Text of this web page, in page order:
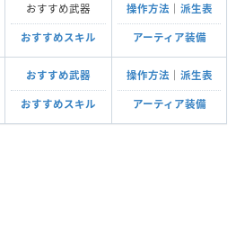
おすすめ武器
おすすめスキル
操作方法 派生表
アーティア装備
おすすめ武器
おすすめスキル
操作方法 派生表
アーティア装備